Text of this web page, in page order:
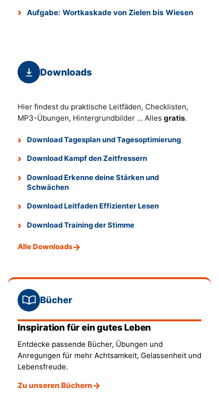
Aufgabe: Wortkaskade von Zielen bis Wiesen
Downloads
Hier findest du praktische Leitfäden, Checklisten,
MP3-Übungen, Hintergrundbilder ... Alles gratis.
Download Tagesplan und Tagesoptimierung
Download Kampf den Zeitfressern
Download Erkenne deine Stärken und
Schwächen
Download Leitfaden Effizienter Lesen
Download Training der Stimme
Alle Downloads
Bücher
Inspiration für ein gutes Leben
Entdecke passende Bücher, Übungen und
Anregungen für mehr Achtsamkeit, Gelassenheit und
Lebensfreude.
Zu unseren Büchern